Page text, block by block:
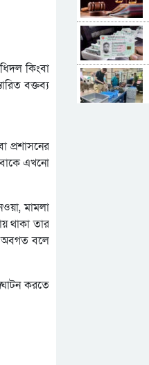
কিংবা
বক্তব্য
প্রশাসনের
এখনো
মামলা
থাকা তার
অবগত বলে
করতে